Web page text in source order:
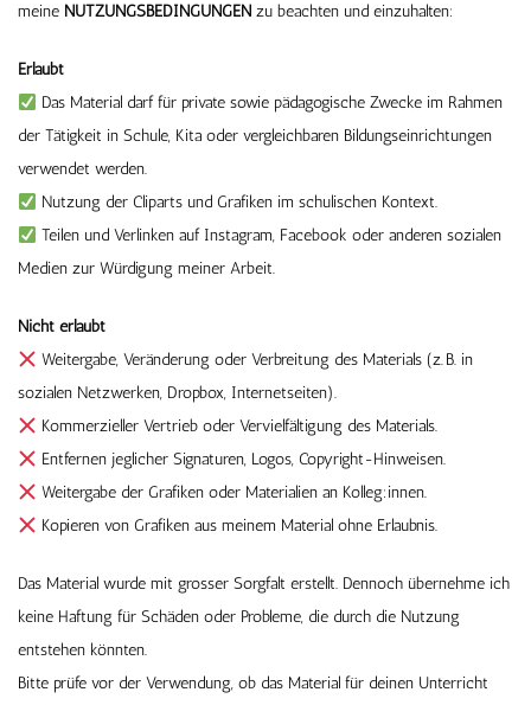
meine NUTZUNGSBEDINGUNGEN zu beachten und einzuhalten:
Erlaubt
Das Material darf für private sowie pädagogische Zwecke im Rahmen
der Tätigkeit in Schule, Kita oder vergleichbaren Bildungseinrichtungen
verwendet werden.
Nutzung der Cliparts und Grafiken im schulischen Kontext.
Teilen und Verlinken auf Instagram, Facebook oder anderen sozialen
Medien zur Würdigung meiner Arbeit.
Nicht erlaubt
Weitergabe, Veränderung oder Verbreitung des Materials (z. B. in
sozialen Netzwerken, Dropbox, Internetseiten).
Kommerzieller Vertrieb oder Vervielfältigung des Materials.
Entfernen jeglicher Signaturen, Logos, Copyright-Hinweisen.
Weitergabe der Grafiken oder Materialien an Kolleg:innen.
Kopieren von Grafiken aus meinem Material ohne Erlaubnis.
Das Material wurde mit grosser Sorgfalt erstellt. Dennoch übernehme ich
keine Haftung für Schäden oder Probleme, die durch die Nutzung
entstehen könnten.
Bitte prüfe vor der Verwendung, ob das Material für deinen Unterricht